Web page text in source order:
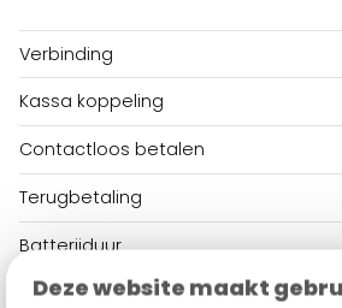
Deze website maakt
Verbinding
Kassa koppeling
Contactloos betalen
Terugbetaling
Batterijduur
Kassabon-printer